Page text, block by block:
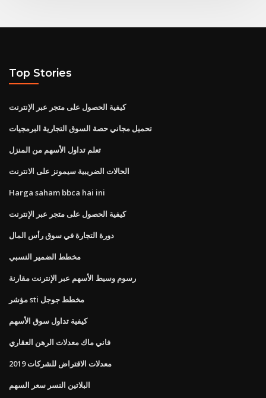
Top Stories
كيفية الحصول على متجر عبر الإنترنت
تحميل مجاني حصة السوق التجارية البرمجيات
تعلم تداول الأسهم من المنزل
الحالات الضريبية سيمونز على الانترنت
Harga saham bbca hai ini
كيفية الحصول على متجر عبر الإنترنت
دورة التجارة في سوق رأس المال
مخطط الضمير النسبي
رسوم وسيط الأسهم عبر الإنترنت مقارنة
مؤشر sti مخطط جوجل
كيفية تداول سوق الأسهم
فاني ماك معدلات الرهن العقاري
معدلات الاقتراض للشركات 2019
البلاتين النسر سعر السهم